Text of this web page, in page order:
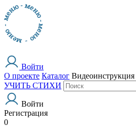
Войти
О проекте Каталог Видеоинструкция
УЧИТЬ СТИХИ
Войти
Регистрация
0